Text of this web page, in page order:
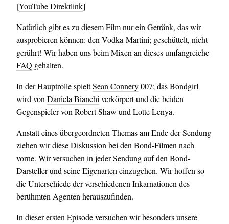
[YouTube Direktlink]
Natürlich gibt es zu diesem Film nur ein Getränk, das wir
ausprobieren können: den Vodka-Martini; geschüttelt, nicht
gerührt! Wir haben uns beim Mixen an dieses umfangreiche
FAQ gehalten.
In der Hauptrolle spieltSean Connery007; das Bondgirl
wird von Daniela Bianchi verkörpert und die beiden
Gegenspieler von Robert Shaw und Lotte Lenya.
Anstatt eines übergeordneten Themas am Ende der Sendung
ziehen wir diese Diskussion bei den Bond-Filmen nach
vorne. Wir versuchen in jeder Sendung auf den Bond-
Darsteller und seine Eigenarten einzugehen. Wir hoffen so
die Unterschiede der verschiedenen Inkarnationen des
berühmten Agenten herauszufinden.
In dieser ersten Episode versuchen wir besonders unsere